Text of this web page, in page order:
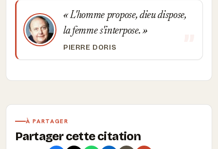
L'homme propose, dieu dispose,
la femme s'interpose.
PIERRE DORIS
À PARTAGER
Partager cette citation